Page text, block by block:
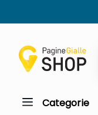
Categorie